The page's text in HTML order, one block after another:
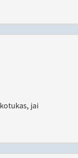
jai